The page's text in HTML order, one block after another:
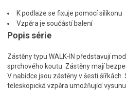
K podlaze se fixuje pomocí silikonu
Vzpěra je součástí balení
Popis série
Zástěny typu WALK-IN představují
sprchového koutu. Zástěny mají
V nabídce jsou zástěny v šesti šířkách.
teleskopická vzpěra umožňující